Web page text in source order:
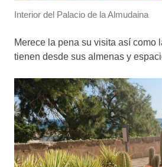
Interior del Palacio de la Almudaina
Merece la pena su visita así como
tienen desde sus almenas y